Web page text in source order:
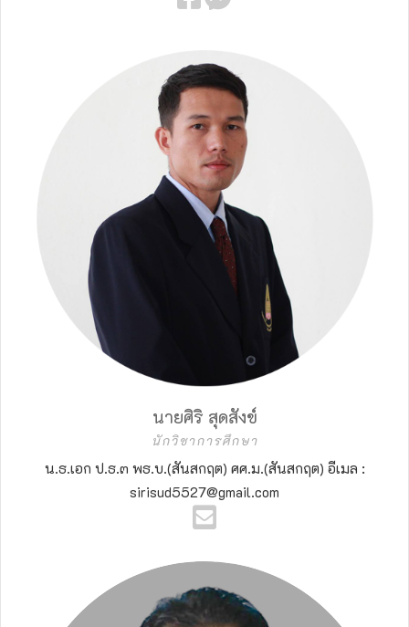
นายศิริ สุดสังข์
นักวิชาการศึกษา
น.ธ.เอก ป.ธ.๓ พธ.บ.(สันสกฤต) ศศ.ม.(สันสกฤต) อีเมล :
sirisud5527@gmail.com